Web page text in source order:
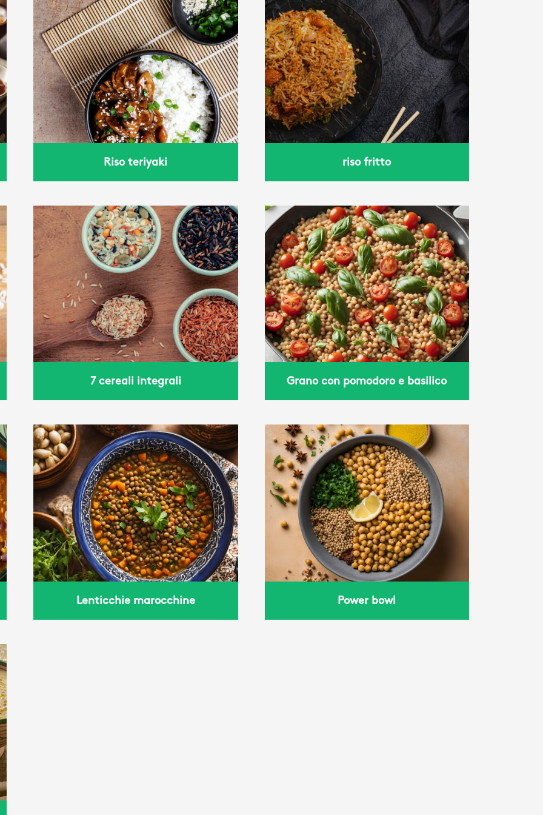
Riso teriyaki
riso fritto
riso fritto
7 cereali integrali
Grano con pomodoro e
basilico
Grano con pomodoro e basilico
Lenticchie marocchine
Power bowl
Power bowl